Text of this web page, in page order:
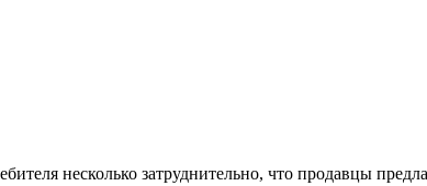
несколько затруднительно, что продавцы